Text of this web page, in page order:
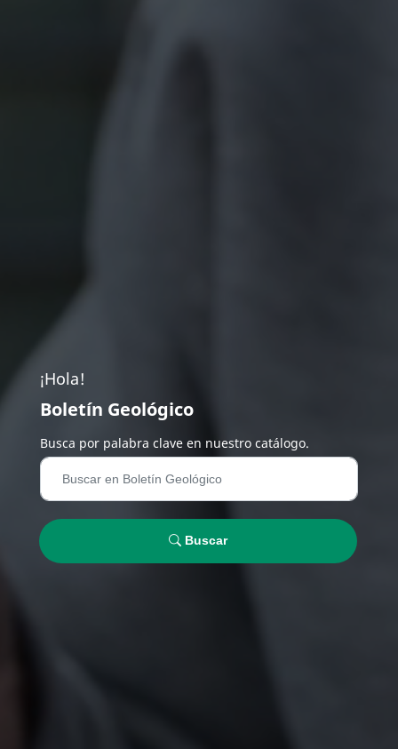
¡Hola!
Boletín Geológico
Busca por palabra clave en nuestro catálogo.
Buscar